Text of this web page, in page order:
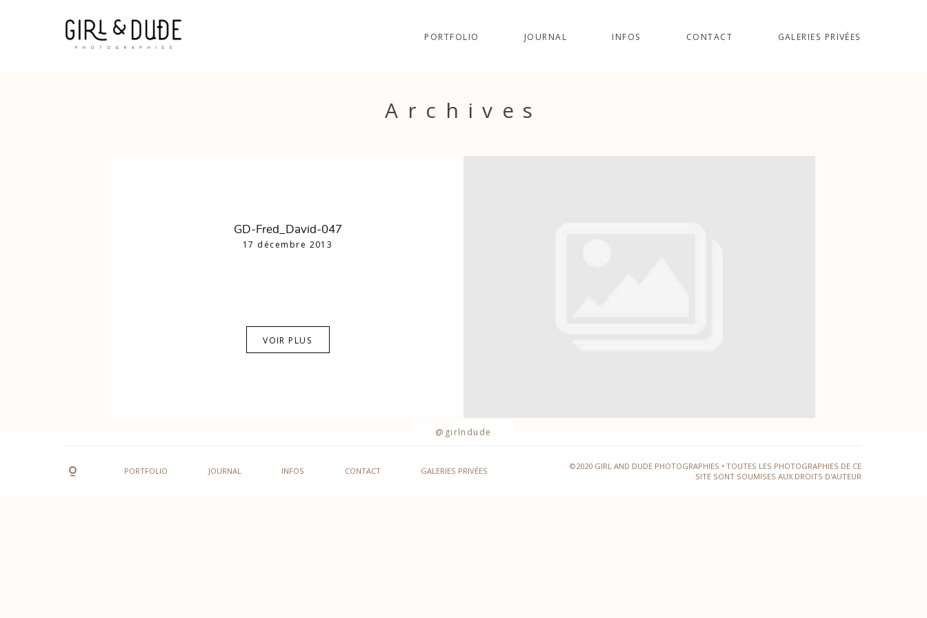
PORTFOLIO JOURNAL INFOS CONTACT GALERIES PRIVÉES
Archives
GD-Fred_David-047
17 décembre 2013
VOIR PLUS
@girlndude
PORTFOLIO JOURNAL INFOS CONTACT GALERIES PRIVÉES
©2020 GIRL AND DUDE PHOTOGRAPHIES • TOUTES LES PHOTOGRAPHIES DE CE
SITE SONT SOUMISES AUX DROITS D'AUTEUR